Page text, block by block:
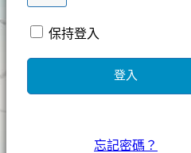
保持登入
忘記密碼？